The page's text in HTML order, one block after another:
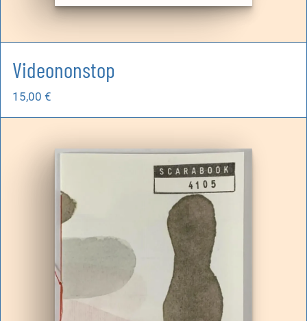
Videononstop
15,00 €